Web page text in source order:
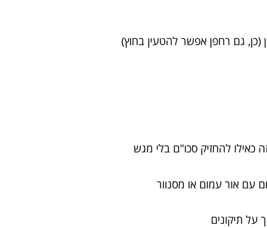
(כן, גם רחפן אפשר להטעין בחוץ)
להחזיק סכו"ם בלי מגש
אור עמום או מסנוור
על תיקונים